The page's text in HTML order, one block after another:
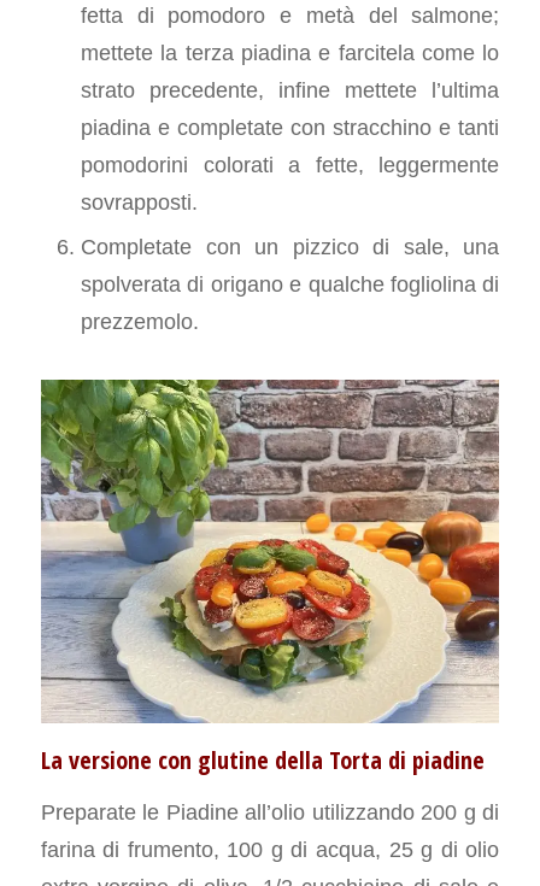
fetta di pomodoro e metà del salmone;
mettete la terza piadina e farcitela come lo
strato precedente, infine mettete l’ultima
piadina e completate con stracchino e tanti
pomodorini colorati a fette, leggermente
sovrapposti.
Completate con un pizzico di sale, una
spolverata di origano e qualche fogliolina di
prezzemolo.
La versione con glutine della Torta di piadine
Preparate le Piadine all’olio utilizzando 200 g di
farina di frumento, 100 g di acqua, 25 g di olio